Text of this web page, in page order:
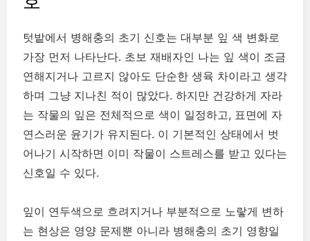
텃밭에서 병해충의 초기 신호는 대부분 잎 색 변화로
가장 먼저 나타난다. 초보 재배자인 나는 잎 색이 조금
연해지거나 고르지 않아도 단순한 생육 차이라고 생각
하며 그냥 지나친 적이 많았다. 하지만 건강하게 자라
는 작물의 잎은 전체적으로 색이 일정하고, 표면에 자
연스러운 윤기가 유지된다. 이 기본적인 상태에서 벗
어나기 시작하면 이미 작물이 스트레스를 받고 있다는
신호일 수 있다.
잎이 연두색으로 흐려지거나 부분적으로 노랗게 변하
는 현상은 영양 문제뿐 아니라 병해충의 초기 영향일